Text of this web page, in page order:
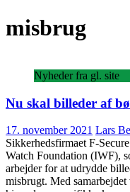
misbrug
Nyheder fra gl. site
Nu skal billeder af
17. november 2021 Lars
Sikkerhedsfirmaet F-
Watch Foundation (IWF),
arbejder for at udrydde
misbrugt. Med